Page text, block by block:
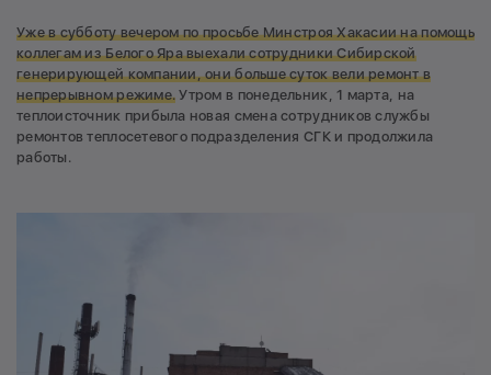
Уже в субботу вечером по просьбе Минстроя Хакасии на помощь
коллегам из Белого Яра выехали сотрудники Сибирской
генерирующей компании, они больше суток вели ремонт в
непрерывном режиме. Утром в понедельник, 1 марта, на
теплоисточник прибыла новая смена сотрудников службы
ремонтов теплосетевого подразделения СГК и продолжила
работы.